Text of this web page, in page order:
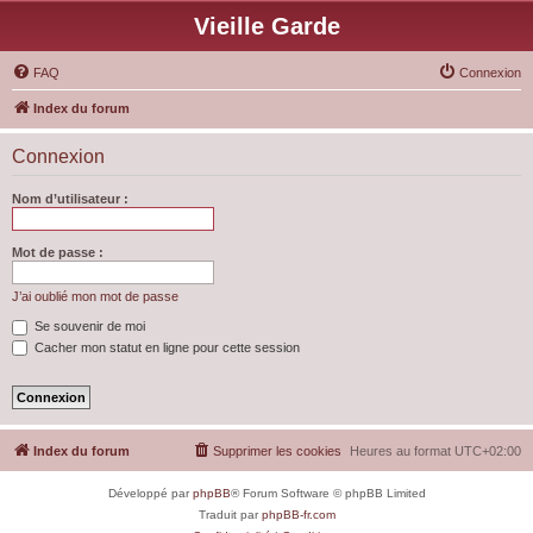
Vieille Garde
FAQ Connexion
Index du forum
Connexion
Nom d’utilisateur :
Mot de passe :
J’ai oublié mon mot de passe
Se souvenir de moi
Cacher mon statut en ligne pour cette session
Index du forum Heures au format UTC+02:00
Supprimer les cookies
Développé parphpBB® Forum Software © phpBB Limited
Traduit parphpBB-fr.com